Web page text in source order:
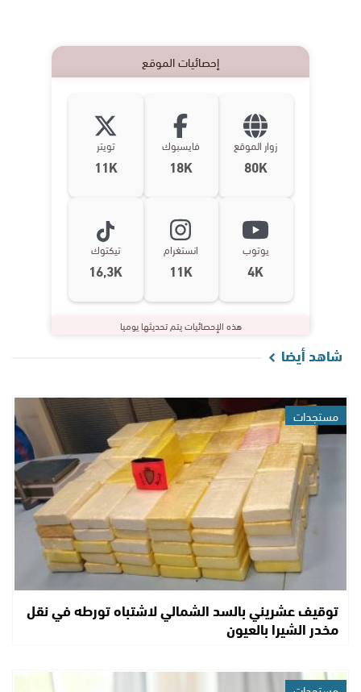
إحصائيات الموقع
زوار الموقع
80K
فايسبوك
18K
تويتر
11K
يوتوب
4K
انستغرام
11K
تيكتوك
16,3K
هذه الإحصائيات يتم تحديثها يوميا
شاهد أيضا
مستجدات
توقيف عشريني بالسد الشمالي لاشتباه تورطه في نقل
مخدر الشيرا بالعيون